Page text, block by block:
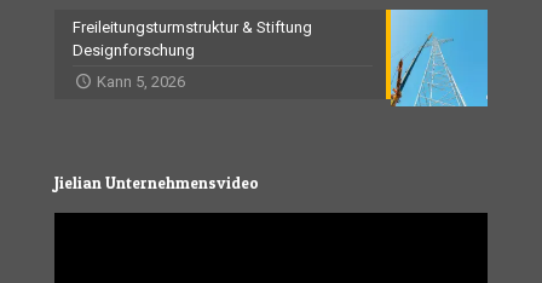
Freileitungsturmstruktur & Stiftung
Designforschung
Kann 5, 2026
Jielian Unternehmensvideo